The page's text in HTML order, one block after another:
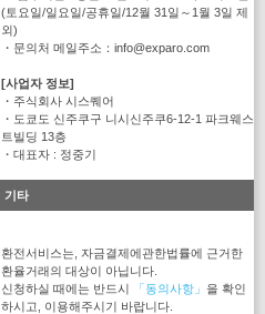
(토요일/일요일/공휴일/12월 31일～1월 3일 제
외)
・문의처 메일주소：info@exparo.com
[사업자 정보]
・주식회사 시스퀘어
・도쿄도 신주쿠구 니시신주쿠6-12-1 파크웨스
트빌딩 13층
・대표자 : 정중기
기타
환전서비스는, 자금결제에관한법률에 근거한
환율거래의 대상이 아닙니다.
신청하실 때에는 반드시
「동의사항」 을 확인
하시고, 이용해주시기 바랍니다.